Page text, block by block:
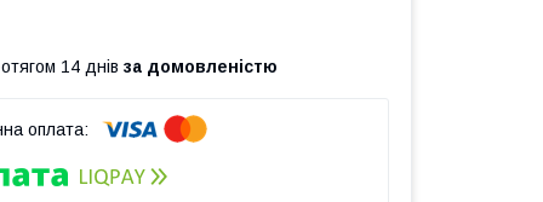
14 днів за домовленістю